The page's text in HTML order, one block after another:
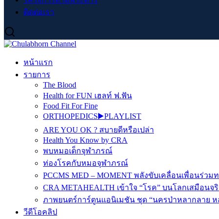
ติดต่อเรา
หน้าแรก
รายการ
The Blood
Health for FUN เฮลท์ ฟ.ฟัน
Food Fit For Fine
ORTHOPEDICS▶️PLAYLIST
ARE YOU OK ? สบายดีหรือเปล่า
Health You Know by CRA
พบหมอเด็กจุฬาภรณ์
ท่องโรคกับหมอจุฬาภรณ์
PCCMS MED – MOMENT พลังขับเคลื่อนเพื่อนร่วม
CRA METAHEALTH เข้าใจ “โรค” บนโลกเสมือนจริ
ภาพยนตร์การ์ตูนแอนิเมชัน ชุด “นครป่าหลากลาย ห
วีดีโอคลิป